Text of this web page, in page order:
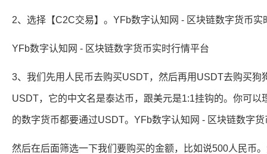
2、选择【C2C交易】。YFb数字认知网 - 区块链数字货币实
YFb数字认知网 - 区块链数字货币实时行情平台
3、我们先用人民币去购买USDT，然后再用USDT去购买
USDT，它的中文名是泰达币，跟美元是1:1挂钩的。你可
的数字货币都要通过USDT。YFb数字认知网 - 区块链数字
然后在后面筛选一下我们要购买的金额，比如说500人民币